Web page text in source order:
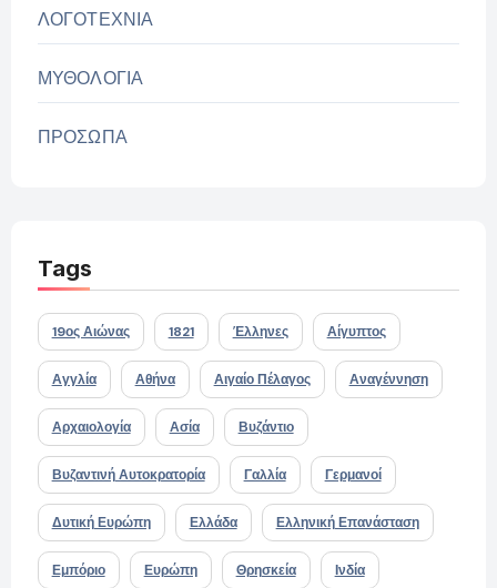
ΛΟΓΟΤΕΧΝΙΑ
ΜΥΘΟΛΟΓΙΑ
ΠΡΟΣΩΠΑ
Tags
19ος Αιώνας 1821 Έλληνες Αίγυπτος
Αγγλία Αθήνα Αιγαίο Πέλαγος Αναγέννηση
Αρχαιολογία Ασία Βυζάντιο
Βυζαντινή Αυτοκρατορία Γαλλία Γερμανοί
Δυτική Ευρώπη Ελλάδα Ελληνική Επανάσταση
Εμπόριο Ευρώπη Θρησκεία Ινδία